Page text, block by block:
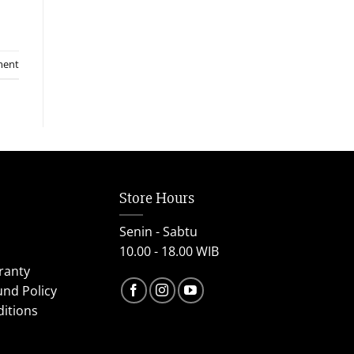
Policy
Store Hours
Senin - Sabtu
10.00 - 18.00 WIB